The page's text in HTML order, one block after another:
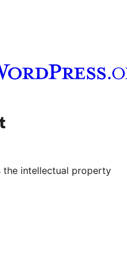
ຮົາຂອງພວກເຮົາ
the intellectual property